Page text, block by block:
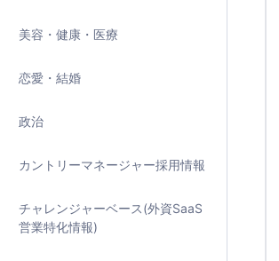
美容・健康・医療
恋愛・結婚
政治
カントリーマネージャー採用情報
チャレンジャーベース(外資SaaS
営業特化情報)